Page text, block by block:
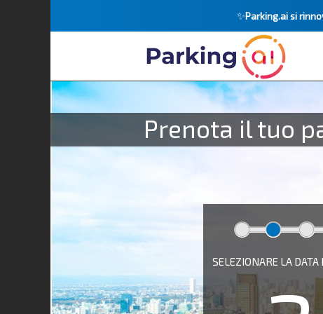
✨Parking.ai si
Prenota il tuo
SELEZIONARE LA DATA